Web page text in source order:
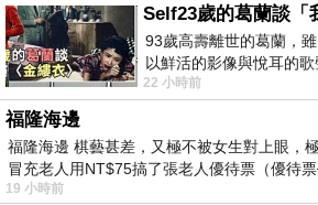
昨三菜一湯是老闆妹妹煮的，我當下
啊！
廚房阿姨去買菜前有把湯和一道菜
炸的肯定會久一點
老闆妹妹煮空心菜是很家庭
93歲高壽離世的葛蘭，
以鮮活的影像與悅耳的
才多藝、陽光開朗的形象
22 小時前
福隆海邊
福隆海邊 棋藝甚差，又極不被女生對上眼，
冒充老人用NT$75搞了張老人優待票（優待
19 小時前